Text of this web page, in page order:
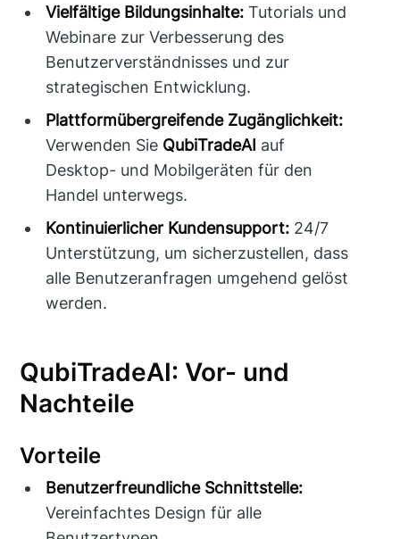
Vielfältige Bildungsinhalte: Tutorials und
Webinare zur Verbesserung des
Benutzerverständnisses und zur
strategischen Entwicklung.
Plattformübergreifende Zugänglichkeit:
Verwenden Sie QubiTradeAI auf
Desktop- und Mobilgeräten für den
Handel unterwegs.
Kontinuierlicher Kundensupport: 24/7
Unterstützung, um sicherzustellen, dass
alle Benutzeranfragen umgehend gelöst
werden.
QubiTradeAI: Vor- und
Nachteile
Vorteile
Benutzerfreundliche Schnittstelle:
Vereinfachtes Design für alle